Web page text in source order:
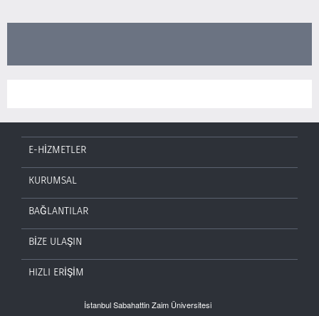
E-HİZMETLER
KURUMSAL
BAĞLANTILAR
BİZE ULAŞIN
HIZLI ERİŞİM
İstanbul Sabahattin Zaim Üniversitesi